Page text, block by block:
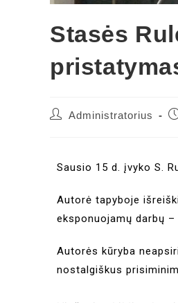
Stasės
Administratorius
Sausio 15 d. įvyko S.
Autorė tapyboje
eksponuojamų darbų
Autorės kūryba
nostalgiškus